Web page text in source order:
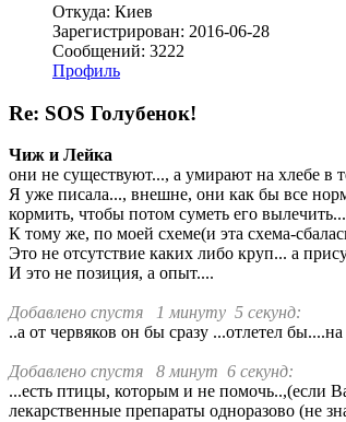
Откуда: Киев
Зарегистрирован: 2016-06-28
Сообщений: 3222
Профиль
Re: SOS Голубенок!
Чиж и Лейка
они не существуют..., а умирают на хлебе в
Я уже писала..., внешне, они как бы все
кормить, чтобы потом суметь его
К тому же, по моей схеме(и эта схема-
Это не отсутствие каких либо круп... а
И это не позиция, а опыт....
Добавлено спустя 1 минуту 5 секунд:
..а от червяков он бы сразу ...отлетел бы....на
Добавлено спустя 8 минут 6 секунд:
...есть птицы, которым и не помочь..,(если
лекарственные препараты одноразово (не